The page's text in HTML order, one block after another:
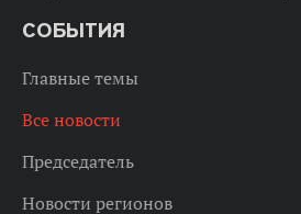
СОБЫТИЯ
Главные темы
Все новости
Председатель
Новости регионов